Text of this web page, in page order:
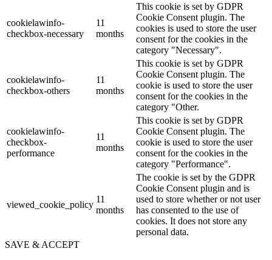
cookielawinfo-
checkbox-necessary
11
months
This cookie is set by GDPR
Cookie Consent plugin. The
cookies is used to store the user
consent for the cookies in the
category "Necessary".
cookielawinfo-
checkbox-others
11
months
This cookie is set by GDPR
Cookie Consent plugin. The
cookie is used to store the user
consent for the cookies in the
category "Other.
cookielawinfo-
checkbox-
performance
11
months
This cookie is set by GDPR
Cookie Consent plugin. The
cookie is used to store the user
consent for the cookies in the
category "Performance".
viewed_cookie_policy
11
months
The cookie is set by the GDPR
Cookie Consent plugin and is
used to store whether or not user
has consented to the use of
cookies. It does not store any
personal data.
SAVE & ACCEPT